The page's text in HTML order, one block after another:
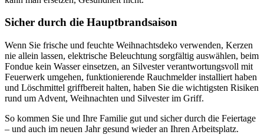
Sicher durch die Hauptbrandsaison
Wenn Sie frische und feuchte Weihnachtsdeko verwenden, Kerzen
nie allein lassen, elektrische Beleuchtung sorgfältig auswählen, beim
Fondue kein Wasser einsetzen, an Silvester verantwortungsvoll mit
Feuerwerk umgehen, funktionierende Rauchmelder installiert haben
und Löschmittel griffbereit halten, haben Sie die wichtigsten Risiken
rund um Advent, Weihnachten und Silvester im Griff.
So kommen Sie und Ihre Familie gut und sicher durch die Feiertage
– und auch im neuen Jahr gesund wieder an Ihren Arbeitsplatz.